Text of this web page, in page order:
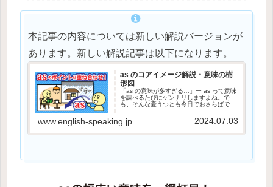
本記事の内容については新しい解説バージョンが
あります。新しい解説記事は以下になります。
as のコアイメージ解説・意味の樹
形図
「as の意味が多すぎる…」ー as って意味
を調べるたびにゲンナリしますよね。で
も、そんな憂うつとも今日でおさらばで
メージや意味の樹形図を用いて解説しまし
た。この記事でわかることas のコアイメ
www.english-speaking.jp 2024.07.03